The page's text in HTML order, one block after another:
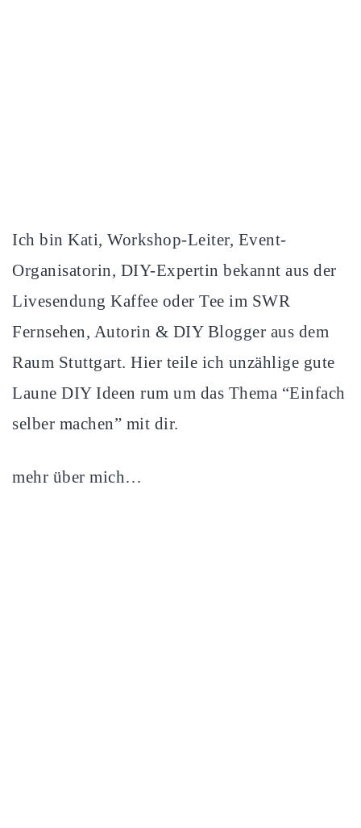
Ich bin Kati, Workshop-Leiter, Event-
Organisatorin, DIY-Expertin bekannt aus der
Livesendung Kaffee oder Tee im SWR
Fernsehen, Autorin & DIY Blogger aus dem
Raum Stuttgart. Hier teile ich unzählige gute
Laune DIY Ideen rum um das Thema “Einfach
selber machen” mit dir.
mehr über mich…